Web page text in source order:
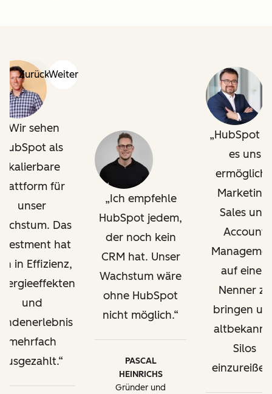
ZurückWeiter
Wir sehen
HubSpot als
skalierbare
für
unser
Das
hat
in Effizienz,
und
mehrfach
ausgezahlt.
Ich empfehle
HubSpot jedem,
der noch kein
CRM hat. Unser
Wachstum wäre
ohne HubSpot
nicht möglich.
PASCAL
HEINRICHS
Gründer und
HubSpot
es uns
Marketing,
Sales und
Account
auf einen
Nenner zu
bringen
Silos